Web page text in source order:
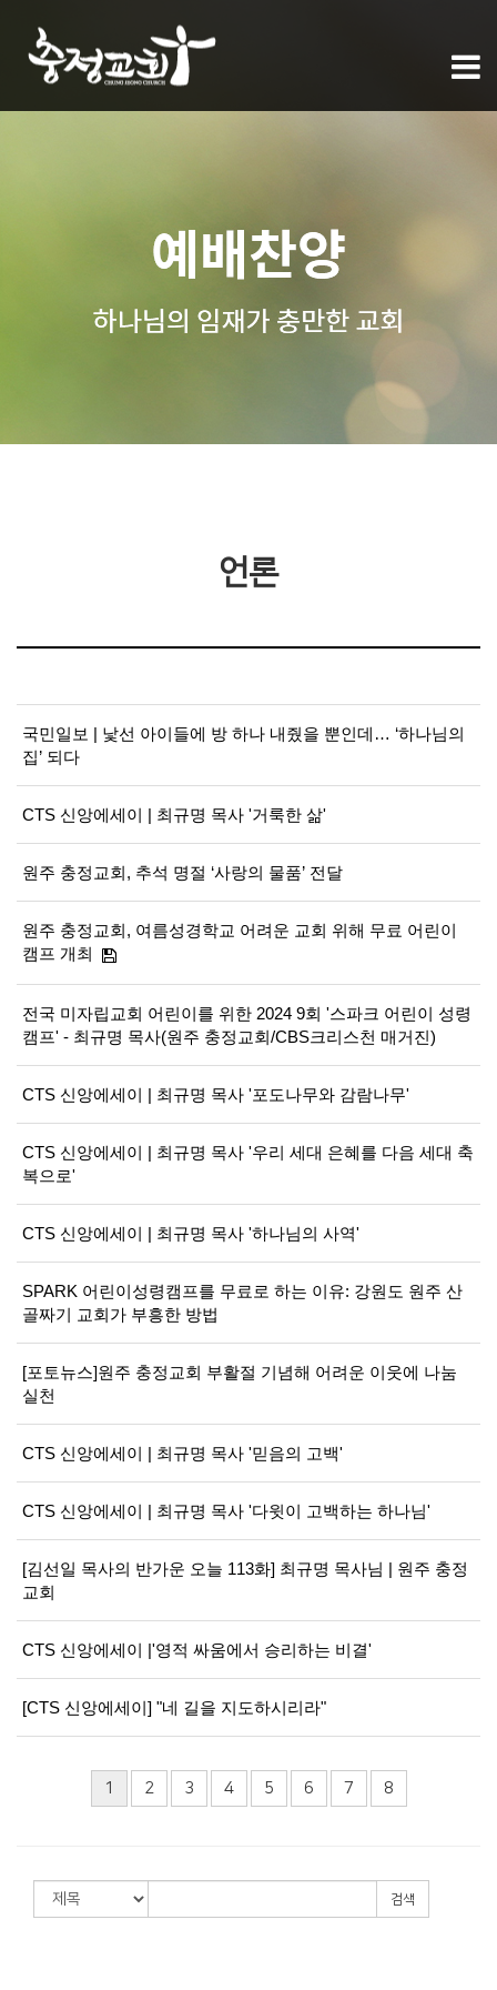
언론
국민일보 | 낯선 아이들에 방 하나 내줬을 뿐인데… ‘하나님의
집’ 되다
CTS 신앙에세이 | 최규명 목사 '거룩한 삶'
원주 충정교회, 추석 명절 ‘사랑의 물품’ 전달
원주 충정교회, 여름성경학교 어려운 교회 위해 무료 어린이
캠프 개최
전국 미자립교회 어린이를 위한 2024 9회 '스파크 어린이 성령
캠프' - 최규명 목사(원주 충정교회/CBS크리스천 매거진)
CTS 신앙에세이 | 최규명 목사 '포도나무와 감람나무'
CTS 신앙에세이 | 최규명 목사 '우리 세대 은혜를 다음 세대 축
복으로'
CTS 신앙에세이 | 최규명 목사 '하나님의 사역'
SPARK 어린이성령캠프를 무료로 하는 이유: 강원도 원주 산
골짜기 교회가 부흥한 방법
[포토뉴스]원주 충정교회 부활절 기념해 어려운 이웃에 나눔
실천
CTS 신앙에세이 | 최규명 목사 '믿음의 고백'
CTS 신앙에세이 | 최규명 목사 '다윗이 고백하는 하나님'
[김선일 목사의 반가운 오늘 113화] 최규명 목사님 | 원주 충정
교회
CTS 신앙에세이 |'영적 싸움에서 승리하는 비결'
[CTS 신앙에세이] "네 길을 지도하시리라"
1 2 3 4 5 6 7 8
검색